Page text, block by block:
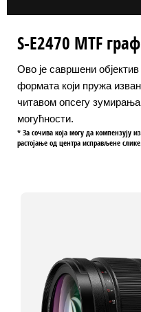
S-E2470 MTF
Ово је савршени
формата који пружа
читавом опсегу
могућности.
* За сочива која могу да компензују
растојање од центра исправљене слике.